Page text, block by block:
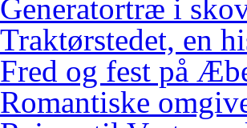
Generatortræ i
Traktørstedet, en
Fred og fest på
Romantiske